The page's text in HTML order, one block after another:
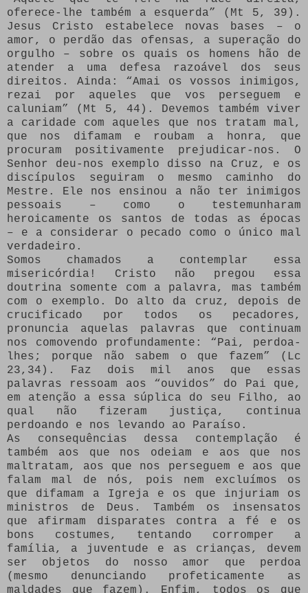
oferece-lhe também a esquerda” (Mt 5, 39).
Jesus Cristo estabelece novas bases – o
amor, o perdão das ofensas, a superação do
orgulho – sobre os quais os homens hão de
atender a uma defesa razoável dos seus
direitos. Ainda: “Amai os vossos inimigos,
rezai por aqueles que vos perseguem e
caluniam” (Mt 5, 44). Devemos também viver
a caridade com aqueles que nos tratam mal,
que nos difamam e roubam a honra, que
procuram positivamente prejudicar-nos. O
Senhor deu-nos exemplo disso na Cruz, e os
discípulos seguiram o mesmo caminho do
Mestre. Ele nos ensinou a não ter inimigos
pessoais – como o testemunharam
heroicamente os santos de todas as épocas
– e a considerar o pecado como o único mal
verdadeiro.
Somos chamados a contemplar essa
misericórdia! Cristo não pregou essa
doutrina somente com a palavra, mas também
com o exemplo. Do alto da cruz, depois de
crucificado por todos os pecadores,
pronuncia aquelas palavras que continuam
nos comovendo profundamente: “Pai, perdoa-
lhes; porque não sabem o que fazem” (Lc
23,34). Faz dois mil anos que essas
palavras ressoam aos “ouvidos” do Pai que,
em atenção a essa súplica do seu Filho, ao
qual não fizeram justiça, continua
perdoando e nos levando ao Paraíso.
As consequências dessa contemplação é
também aos que nos odeiam e aos que nos
maltratam, aos que nos perseguem e aos que
falam mal de nós, pois nem excluímos os
que difamam a Igreja e os que injuriam os
ministros de Deus. Também os insensatos
que afirmam disparates contra a fé e os
bons costumes, tentando corromper a
família, a juventude e as crianças, devem
ser objetos do nosso amor que perdoa
(mesmo denunciando profeticamente as
maldades que fazem). Enfim, todos os que